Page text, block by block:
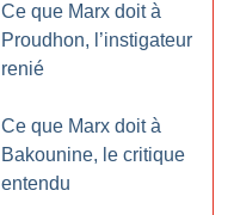
Ce que Marx doit à
Proudhon, l’instigateur
renié
Ce que Marx doit à
Bakounine, le critique
entendu